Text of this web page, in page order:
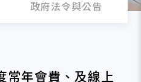
政府法令與公告
常年會費、及線上